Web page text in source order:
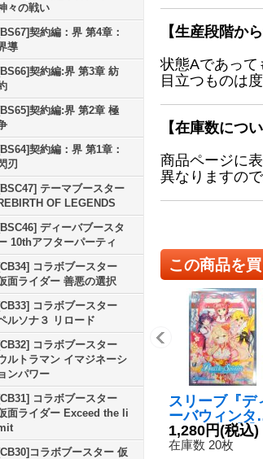
々の戦い
契約編：界 第4章：
導
契約編:界 第3章 紡
契約編:界 第2章 極
契約編：界 第1章：
刃
テーマブースター
OF LEGENDS
ディーバブースタ
10thアフターパーティ
コラボブースター
面ライダー 善悪の選択
コラボブースター
ルソナ３ リロード
コラボブースター
ルトラマン イマジネーシ
ョンパワー
コラボブースター
面ライダー Exceed the li
コラボブースター 仮
【生産段階か
状態Aであって
目立つものは
【在庫数につい
商品ページに
異なりますの
この商品を
スリーブ『デ
ーバウィンタ
ー』50枚【-】
{-}《サプライ
1,280円(税込)
在庫数 20枚